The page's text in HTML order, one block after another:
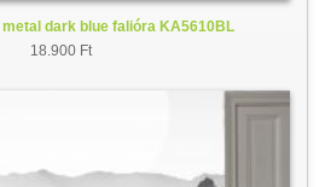
dark blue falióra KA5610BL
18.900 Ft